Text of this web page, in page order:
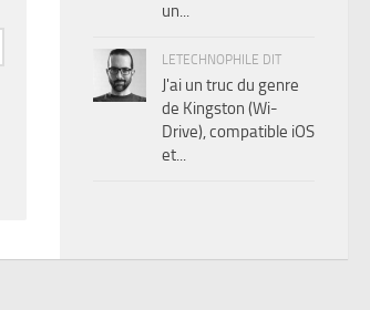
un...
LETECHNOPHILE DIT
J'ai un truc du genre
de Kingston (Wi-
Drive), compatible iOS
et...